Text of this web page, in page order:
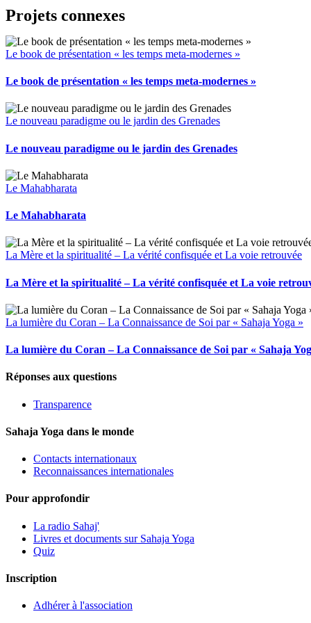
Facebook
X
LinkedIn
WhatsApp
Tumblr
Pinterest
Email
Projets connexes
Le book de présentation « les temps meta-modernes »
Le book de présentation « les temps meta-modernes »
Le nouveau paradigme ou le jardin des Grenades
Le nouveau paradigme ou le jardin des Grenades
Le Mahabharata
Le Mahabharata
La Mère et la spiritualité – La vérité confisquée et La voie retrouvée
La Mère et la spiritualité – La vérité confisquée et La voie
La lumière du Coran – La Connaissance de Soi par « Sahaja Yoga »
La lumière du Coran – La Connaissance de Soi par « Sahaja
Réponses aux questions
Transparence
Sahaja Yoga dans le monde
Contacts internationaux
Reconnaissances internationales
Pour approfondir
La radio Sahaj'
Livres et documents sur Sahaja Yoga
Quiz
Inscription
Adhérer à l'association